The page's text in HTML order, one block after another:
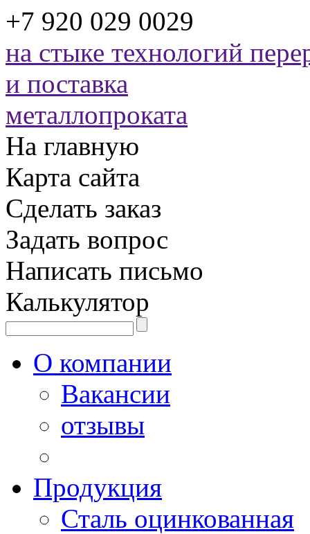
+7 920 029 0029
на стыке технологий
и поставка
металлопроката
На главную
Карта сайта
Сделать заказ
Задать вопрос
Написать письмо
Калькулятор
О компании
Вакансии
отзывы
Продукция
Сталь оцинкованная